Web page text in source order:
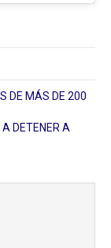
DE MÁS DE 200
DETENER A